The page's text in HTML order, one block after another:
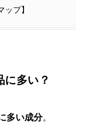
ップ】
に多い？
多い成分。